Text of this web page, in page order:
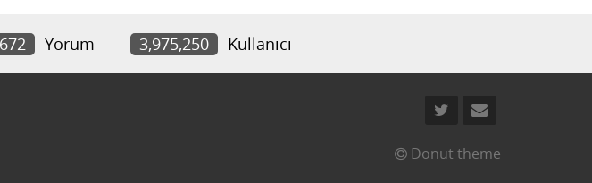
Yorum 3,975,250 Kullanıcı
Donut theme